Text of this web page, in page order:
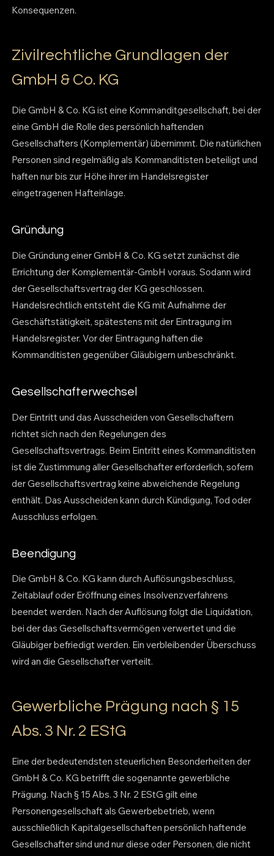
Konsequenzen.
Zivilrechtliche Grundlagen der
GmbH & Co. KG
Die GmbH & Co. KG ist eine Kommanditgesellschaft, bei der
eine GmbH die Rolle des persönlich haftenden
Gesellschafters (Komplementär) übernimmt. Die natürlichen
Personen sind regelmäßig als Kommanditisten beteiligt und
haften nur bis zur Höhe ihrer im Handelsregister
eingetragenen Hafteinlage.
Gründung
Die Gründung einer GmbH & Co. KG setzt zunächst die
Errichtung der Komplementär-GmbH voraus. Sodann wird
der Gesellschaftsvertrag der KG geschlossen.
Handelsrechtlich entsteht die KG mit Aufnahme der
Geschäftstätigkeit, spätestens mit der Eintragung im
Handelsregister. Vor der Eintragung haften die
Kommanditisten gegenüber Gläubigern unbeschränkt.
Gesellschafterwechsel
Der Eintritt und das Ausscheiden von Gesellschaftern
richtet sich nach den Regelungen des
Gesellschaftsvertrags. Beim Eintritt eines Kommanditisten
ist die Zustimmung aller Gesellschafter erforderlich, sofern
der Gesellschaftsvertrag keine abweichende Regelung
enthält. Das Ausscheiden kann durch Kündigung, Tod oder
Ausschluss erfolgen.
Beendigung
Die GmbH & Co. KG kann durch Auflösungsbeschluss,
Zeitablauf oder Eröffnung eines Insolvenzverfahrens
beendet werden. Nach der Auflösung folgt die Liquidation,
bei der das Gesellschaftsvermögen verwertet und die
Gläubiger befriedigt werden. Ein verbleibender Überschuss
wird an die Gesellschafter verteilt.
Gewerbliche Prägung nach § 15
Abs. 3 Nr. 2 EStG
Eine der bedeutendsten steuerlichen Besonderheiten der
GmbH & Co. KG betrifft die sogenannte gewerbliche
Prägung. Nach § 15 Abs. 3 Nr. 2 EStG gilt eine
Personengesellschaft als Gewerbebetrieb, wenn
ausschließlich Kapitalgesellschaften persönlich haftende
Gesellschafter sind und nur diese oder Personen, die nicht